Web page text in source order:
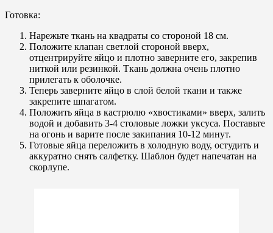
Готовка:
Нарежьте ткань на квадраты со стороной 18 см.
Положите клапан светлой стороной вверх,
отцентрируйте яйцо и плотно заверните его, закрепив
ниткой или резинкой. Ткань должна очень плотно
прилегать к оболочке.
Теперь заверните яйцо в слой белой ткани и также
закрепите шпагатом.
Положить яйца в кастрюлю «хвостиками» вверх, залить
водой и добавить 3-4 столовые ложки уксуса. Поставьте
на огонь и варите после закипания 10-12 минут.
Готовые яйца переложить в холодную воду, остудить и
аккуратно снять салфетку. Шаблон будет напечатан на
скорлупе.